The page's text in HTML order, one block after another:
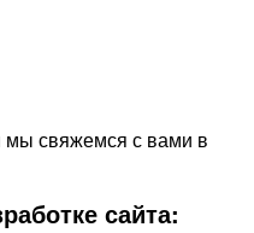
мы свяжемся с вами в
сайта: